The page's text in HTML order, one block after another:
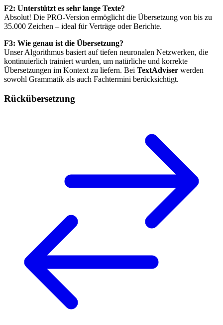
F2: Unterstützt es sehr lange Texte?
Absolut! Die PRO-Version ermöglicht die Übersetzung von bis zu
35.000 Zeichen – ideal für Verträge oder Berichte.
F3: Wie genau ist die Übersetzung?
Unser Algorithmus basiert auf tiefen neuronalen Netzwerken, die
kontinuierlich trainiert wurden, um natürliche und korrekte
Übersetzungen im Kontext zu liefern. Bei TextAdviser werden
sowohl Grammatik als auch Fachtermini berücksichtigt.
Rückübersetzung